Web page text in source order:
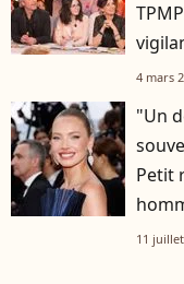
4 mars
"Un
Petit
11